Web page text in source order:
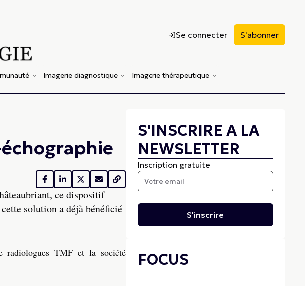
Se connecter S'abonner
Imagerie diagnostique Imagerie thérapeutique
ce dispositif
solution a déjà bénéficié
radiologues TMF et la société
S'INSCRIRE A LA
NEWSLETTER
Inscription gratuite
S'inscrire
FOCUS